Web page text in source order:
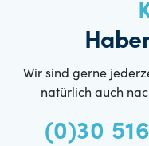
Wir sind gerne
natürlich auch
(0)30